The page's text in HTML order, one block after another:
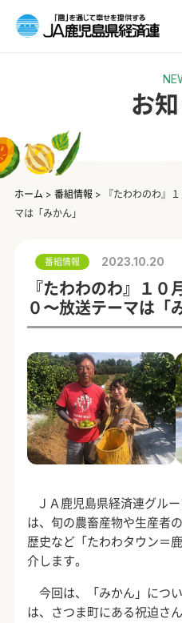
お
ホーム > 番組情報 >
『たわわのわ』
マは「みかん」
番組情報 2023.10.20
『たわわのわ』１０
０〜放送テーマは「
ＪＡ鹿児島県経済連グル
は、旬の農畜産物や生産者
歴史など「たわわタウン＝
介します。
今回は、「みかん」につ
は、さつま町にある祝迫さ